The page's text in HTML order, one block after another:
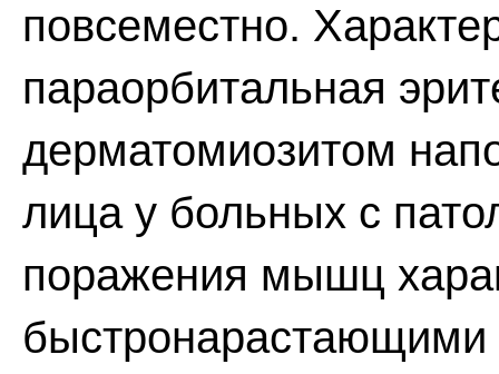
повсеместно.
параорбитальная
дерматомиозитом
лица у больных с
поражения мышц